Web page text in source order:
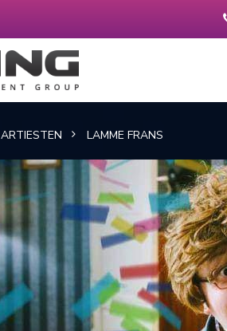
ARTIESTEN LAMME FRANS